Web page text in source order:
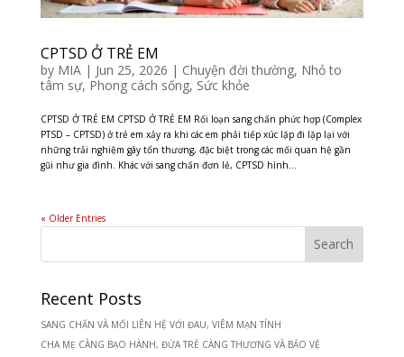
CPTSD Ở TRẺ EM
by MIA| Jun 25, 2026 | Chuyện đời thường, Nhỏ to
tâm sự, Phong cách sống, Sức khỏe
CPTSD Ở TRẺ EM CPTSD Ở TRẺ EM Rối loạn sang chấn phức hợp (Complex
PTSD – CPTSD) ở trẻ em xảy ra khi các em phải tiếp xúc lặp đi lặp lại với
những trải nghiệm gây tổn thương, đặc biệt trong các mối quan hệ gần
gũi như gia đình. Khác với sang chấn đơn lẻ, CPTSD hình...
« Older Entries
Recent Posts
SANG CHẤN VÀ MỐI LIÊN HỆ VỚI ĐAU, VIÊM MẠN TÍNH
CHA MẸ CÀNG BẠO HÀNH, ĐỨA TRẺ CÀNG THƯƠNG VÀ BẢO VỆ